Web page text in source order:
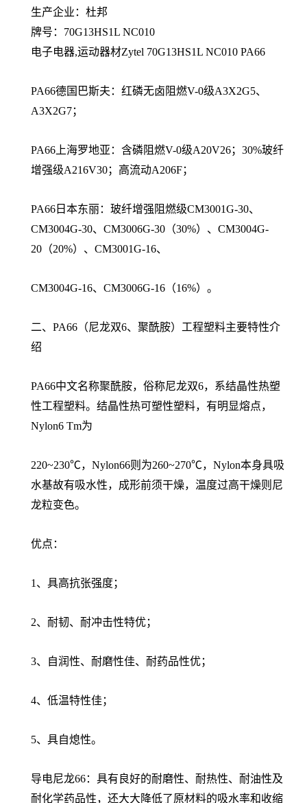
生产企业：杜邦
牌号：70G13HS1L NC010
电子电器,运动器材Zytel 70G13HS1L NC010 PA66
PA66德国巴斯夫：红磷无卤阻燃V-0级A3X2G5、
A3X2G7；
PA66上海罗地亚：含磷阻燃V-0级A20V26；30%玻纤
增强级A216V30；高流动A206F；
PA66日本东丽：玻纤增强阻燃级CM3001G-30、
CM3004G-30、CM3006G-30（30%）、CM3004G-
20（20%）、CM3001G-16、
CM3004G-16、CM3006G-16（16%）。
二、PA66（尼龙双6、聚酰胺）工程塑料主要特性介
绍
PA66中文名称聚酰胺，俗称尼龙双6，系结晶性热塑
性工程塑料。结晶性热可塑性塑料，有明显熔点，
Nylon6 Tm为
220~230℃，Nylon66则为260~270℃，Nylon本身具吸
水基故有吸水性，成形前须干燥，温度过高干燥则尼
龙粒变色。
优点：
1、具高抗张强度；
2、耐韧、耐冲击性特优；
3、自润性、耐磨性佳、耐药品性优；
4、低温特性佳；
5、具自熄性。
导电尼龙66：具有良好的耐磨性、耐热性、耐油性及
耐化学药品性，还大大降低了原材料的吸水率和收缩